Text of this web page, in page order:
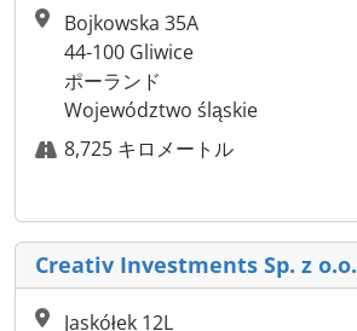
Bojkowska 35A
44-100 Gliwice
ポーランド
Województwo śląskie
8,725 キロメートル
Creativ Investments Sp. z o.o.
Jaskółek 12L